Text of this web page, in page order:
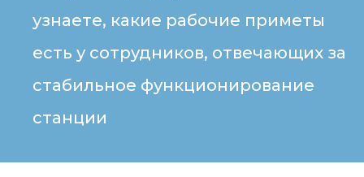
узнаете, какие рабочие приметы
есть у сотрудников, отвечающих за
стабильное функционирование
станции